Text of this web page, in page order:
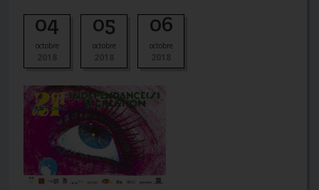
04
octobre
05
octobre
06
octobre